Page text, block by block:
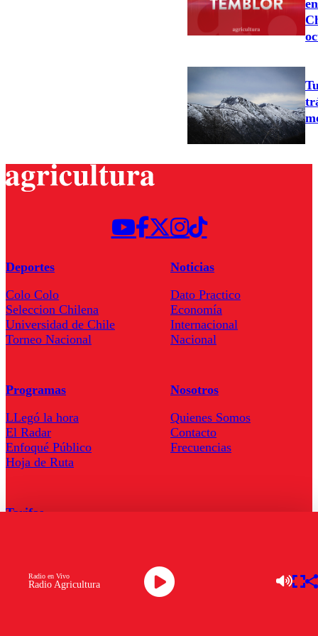
Radio Agricultura
Radio en Vivo
Deportes
Colo Colo
Seleccion Chilena
Universidad de Chile
Torneo Nacional
Noticias
Dato Practico
Economía
Internacional
Nacional
Programas
LLegó la hora
El Radar
Enfoqué Público
Hoja de Ruta
Nosotros
Quienes Somos
Contacto
Frecuencias
Tarifas